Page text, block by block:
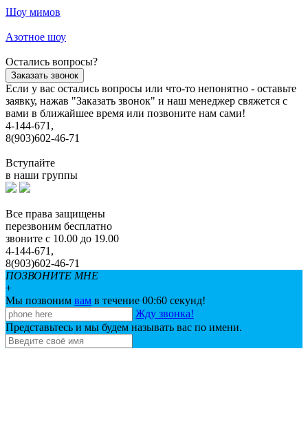
Шоу мимов
Азотное шоу
Остались вопросы?
Заказать звонок
Если у вас остались вопросы или что-то непонятно - оставьте
заявку, нажав "Заказать звонок" и наш менеджер свяжется с
вами в ближайшее время или позвоните нам сами!
4-144-671,
8(903)602-46-71
Вступайте
в наши группы
Все права защищены
перезвоним бесплатно
звоните с 10.00 до 19.00
4-144-671,
8(903)602-46-71
ПОЗВОНИТЕ МНЕ
+
Мы позвоним вам в течение 00:60 секунд!
Жду звонка!
Представьтесь и мы будем называть вас по имени.